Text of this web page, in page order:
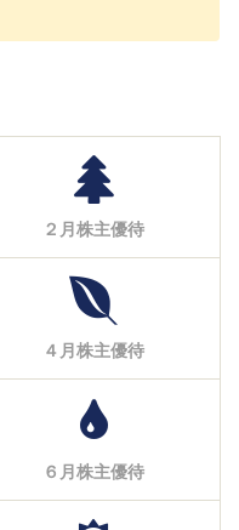
２月株主優待
４月株主優待
６月株主優待